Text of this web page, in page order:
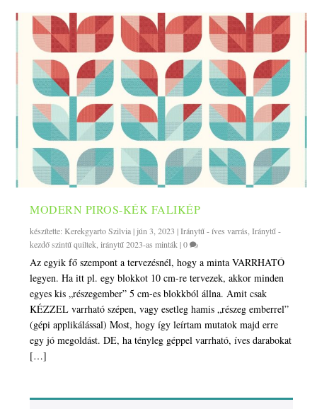
MODERN PIROS-KÉK FALIKÉP
készítette:Kerekgyarto Szilvia| jún 3, 2023 |Iránytű - íves varrás ,Iránytű -
kezdő szintű quiltek ,iránytű 2023-as minták |0
Az egyik fő szempont a tervezésnél, hogy a minta VARRHATÓ
legyen. Ha itt pl. egy blokkot 10 cm-re tervezek, akkor minden
egyes kis „részegember” 5 cm-es blokkból állna. Amit csak
KÉZZEL varrható szépen, vagy esetleg hamis „részeg emberrel”
(gépi applikálással) Most, hogy így leírtam mutatok majd erre
egy jó megoldást. DE, ha tényleg géppel varrható, íves darabokat
[…]